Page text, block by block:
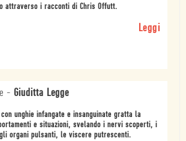
attraverso i racconti di Chris Offutt.
Leggi
- Giuditta Legge
unghie infangate e insanguinate gratta la
e situazioni, svelando i nervi scoperti, i
organi pulsanti, le viscere putrescenti.